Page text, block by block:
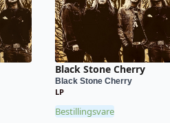
Black Stone Cherry
Black Stone Cherry
LP
Bestillingsvare